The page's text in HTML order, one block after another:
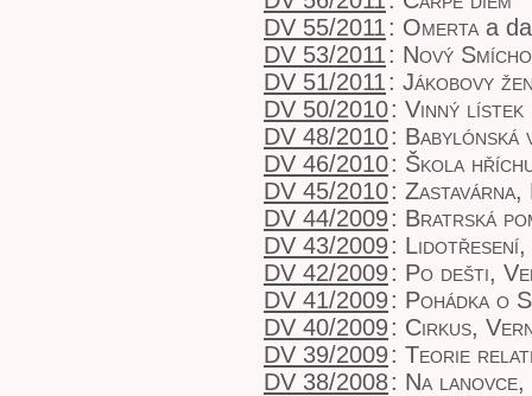
DV 55/2011: Omerta a
DV 53/2011: Nový
DV 51/2011: Jákobovy
DV 50/2010: Vinný lístek
DV 48/2010: Babylónská
DV 46/2010: Škola
DV 45/2010: Zastavárna,
DV 44/2009: Bratrská
DV 43/2009: Lidotřesení,
DV 42/2009: Po dešti,
DV 41/2009: Pohádka o
DV 40/2009: Cirkus,
DV 39/2009: Teorie
DV 38/2008: Na